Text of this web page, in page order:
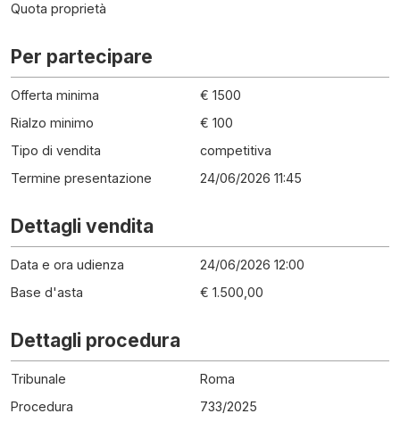
Quota proprietà
Per partecipare
Offerta minima
€ 1500
Rialzo minimo
€ 100
Tipo di vendita
competitiva
Termine presentazione
24/06/2026 11:45
Dettagli vendita
Data e ora udienza
24/06/2026 12:00
Base d'asta
€ 1.500,00
Dettagli procedura
Tribunale
Roma
Procedura
733/2025